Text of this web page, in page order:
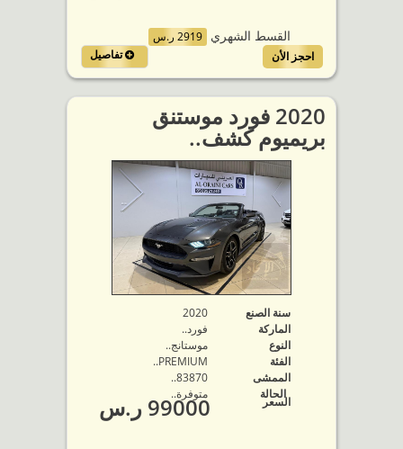
القسط الشهري 2919 ر.س
تفاصيل
احجز الأن
2020 فورد موستنق
بريميوم كشف..
سنة الصنع
2020
الماركة
فورد..
النوع
موستانج..
الفئة
PREMIUM..
الممشى
83870..
الحالة
متوفرة‬..
السعر 99000 ر.س